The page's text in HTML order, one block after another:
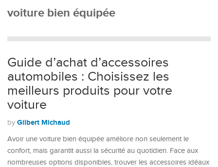
voiture bien équipée
Guide d’achat d’accessoires
automobiles : Choisissez les
meilleurs produits pour votre
voiture
by Gilbert Michaud
Avoir une voiture bien équipée améliore non seulement le
confort, mais garantit aussi la sécurité au quotidien. Face aux
nombreuses options disponibles, trouver les accessoires idéaux